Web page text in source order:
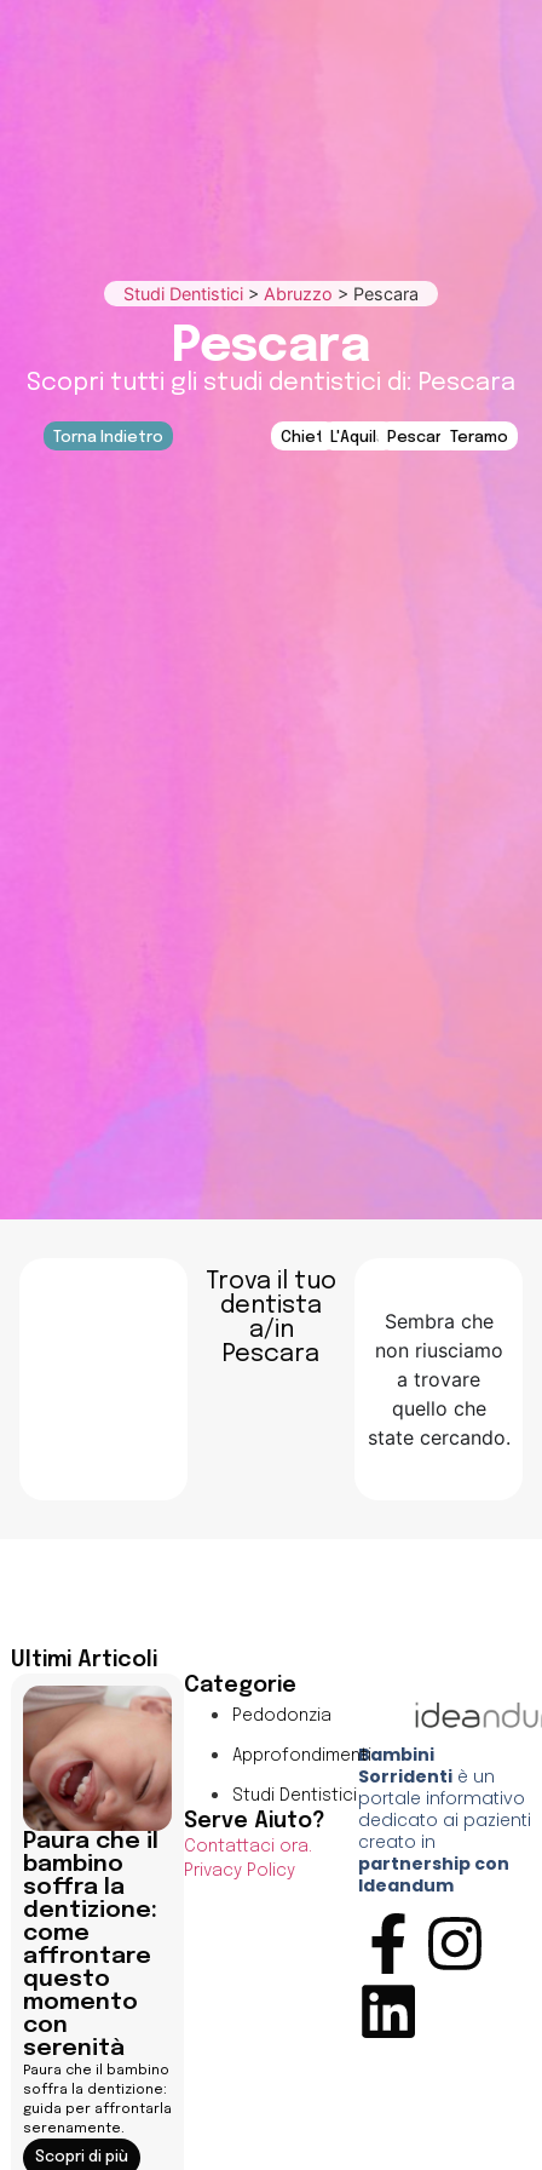
Studi Dentistici > Abruzzo > Pescara
Pescara
Scopri tutti gli studi dentistici di: Pescara
Torna Indietro Chieti L'Aquila Pescara Teramo
Trova il tuo
dentista
a/in
Pescara
Sembra che
non riusciamo
a trovare
quello che
state cercando.
Bambini
Sorridentiè un
portale informativo
dedicato ai pazienti
creato in
partnership con
Ideandum
Categorie
Pedodonzia
Approfondimenti
Studi Dentistici
Serve Aiuto?
Contattaci ora.
Privacy Policy
Ultimi Articoli
Paura che il
bambino
soffra la
dentizione:
come
affrontare
questo
momento
con
serenità
Paura che il bambino
soffra la dentizione:
guida per affrontarla
serenamente.
Scopri di più